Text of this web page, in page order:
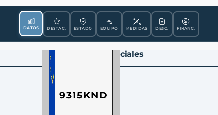
DATOS DESTAC. ESTADO EQUIPO MEDIDAS DESC. FINANC.
Datos Esenciales
9315KND